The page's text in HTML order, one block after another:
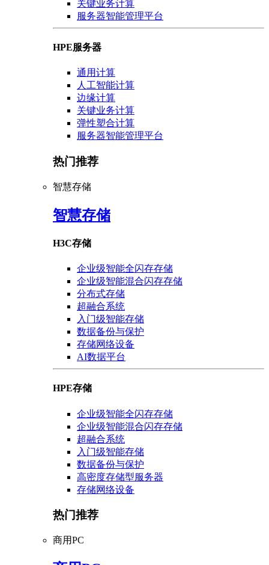
关键业务计算
服务器智能管理平台
HPE服务器
通用计算
人工智能计算
边缘计算
关键业务计算
弹性塑合计算
服务器智能管理平台
热门推荐
智慧存储
智慧存储
H3C存储
企业级智能全闪存存储
企业级智能混合闪存存储
分布式存储
超融合系统
入门级智能存储
数据备份与保护
存储网络设备
AI数据平台
HPE存储
企业级智能全闪存存储
企业级智能混合闪存存储
超融合系统
入门级智能存储
数据备份与保护
高密度存储型服务器
存储网络设备
热门推荐
商用PC